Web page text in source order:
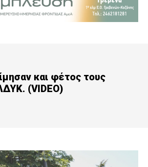
και φέτος τους
(VIDEO)